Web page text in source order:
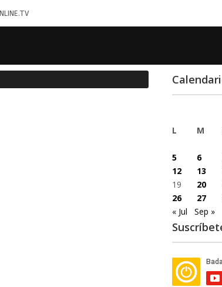
L
M
5
6
12
13
19
20
26
27
« Jul
Sep »